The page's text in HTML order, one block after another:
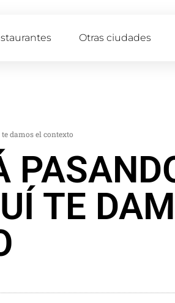
Otras ciudades
damos el contexto
TE